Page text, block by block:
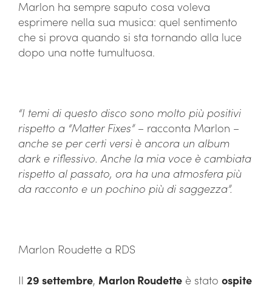
Marlon ha sempre saputo cosa voleva
esprimere nella sua musica: quel sentimento
che si prova quando si sta tornando alla luce
dopo una notte tumultuosa.
“I temi di questo disco sono molto più positivi
rispetto a “Matter Fixes”– racconta Marlon –
anche se per certi versi è ancora un album
dark e riflessivo. Anche la mia voce è cambiata
rispetto al passato, ora ha una atmosfera più
da racconto e un pochino più di saggezza”.
Marlon Roudette a RDS
Il 29 settembre, Marlon Roudette è stato ospite